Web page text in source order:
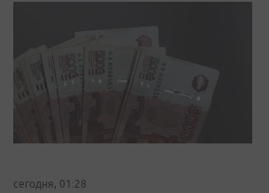
сегодня, 01:28